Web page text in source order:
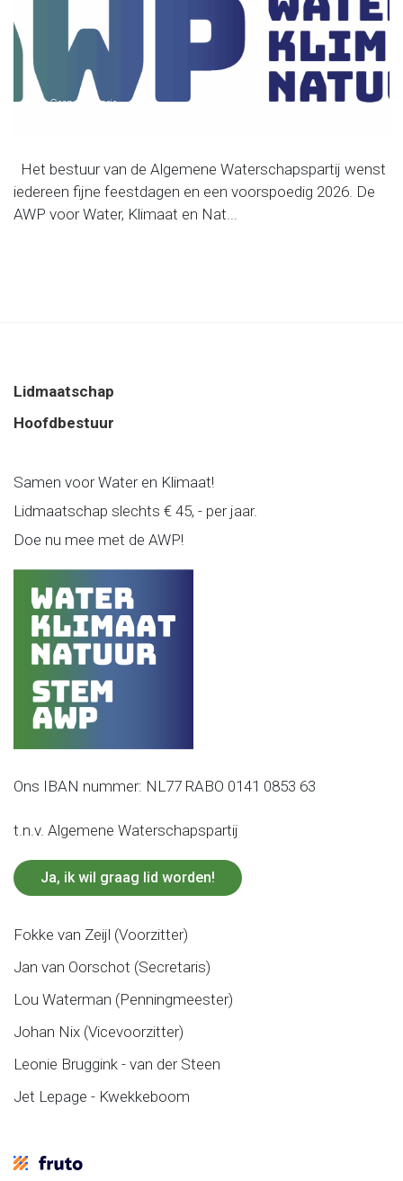
Geen categorie
Het bestuur van de Algemene Waterschapspartij wenst
iedereen fijne feestdagen en een voorspoedig 2026. De
AWP voor Water, Klimaat en Nat...
Lidmaatschap
Hoofdbestuur
Samen voor Water en Klimaat!
Lidmaatschap slechts € 45, - per jaar.
Doe nu mee met de AWP!
Ons IBAN nummer: NL77 RABO 0141 0853 63
t.n.v. Algemene Waterschapspartij
Ja, ik wil graag lid worden!
Fokke van Zeijl (Voorzitter)
Jan van Oorschot (Secretaris)
Lou Waterman (Penningmeester)
Johan Nix (Vicevoorzitter)
Leonie Bruggink - van der Steen
Jet Lepage - Kwekkeboom